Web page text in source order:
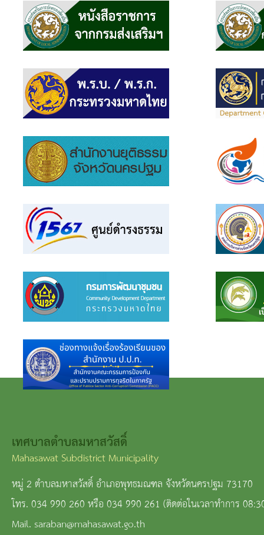
เทศบาลตำบลมหาสวัสดิ์
Mahasawat Subdistrict Municipality
หมู่ 2 ตำบลมหาสวัสดิ์ อำเภอพุทธมณฑล จังหวัดนครปฐม 73170
โทร. 034 990 260 หรือ 034 990 261 (ติดต่อในเวลาทำการ
Mail. saraban@mahasawat.go.th